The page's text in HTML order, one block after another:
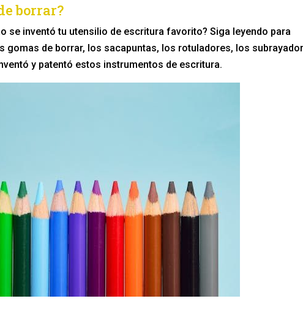
borrar?
se inventó tu utensilio de escritura favorito? Siga leyendo para
gomas de borrar, los sacapuntas, los rotuladores, los
y patentó estos instrumentos de escritura.